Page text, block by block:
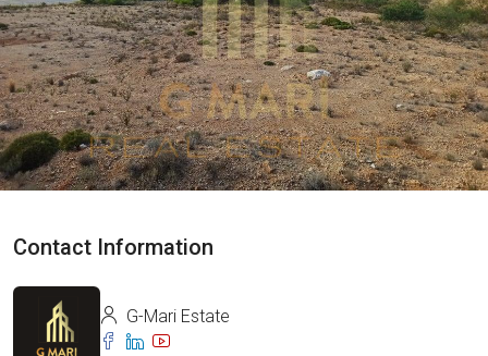
Contact Information
G-Mari Estate